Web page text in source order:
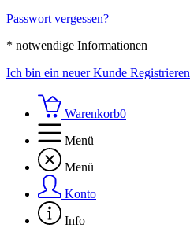
Passwort vergessen?
* notwendige Informationen
Ich bin ein neuer Kunde Registrieren
Warenkorb0
Menü
Menü
Konto
Info